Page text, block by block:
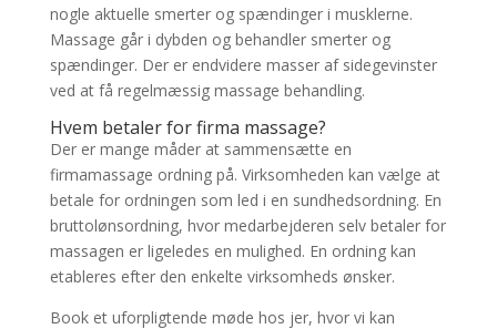
nogle aktuelle smerter og spændinger i musklerne.
Massage går i dybden og behandler smerter og
spændinger. Der er endvidere masser af sidegevinster
ved at få regelmæssig massage behandling.
Hvem betaler for firma massage?
Der er mange måder at sammensætte en
firmamassage ordning på. Virksomheden kan vælge at
betale for ordningen som led i en sundhedsordning. En
bruttolønsordning, hvor medarbejderen selv betaler for
massagen er ligeledes en mulighed. En ordning kan
etableres efter den enkelte virksomheds ønsker.
Book et uforpligtende møde hos jer, hvor vi kan